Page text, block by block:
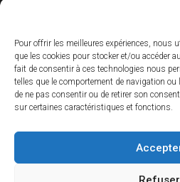
Pour offrir les meilleures expériences, nous
que les cookies pour stocker et/ou accéder
fait de consentir à ces technologies nous
telles que le comportement de navigation
de ne pas consentir ou de retirer son
sur certaines caractéristiques et fonctions.